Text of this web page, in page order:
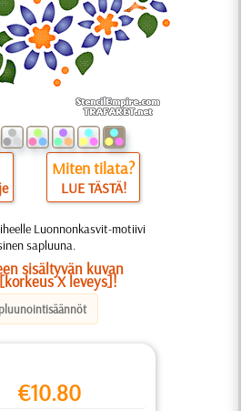
Miten tilata?
LUE TÄSTÄ!
Luonnonkasvit-motiivi
sapluuna.
sisältyvän kuvan
X leveys]!
€10.80